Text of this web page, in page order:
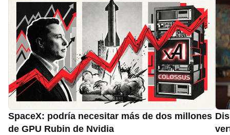
SpaceX: podría necesitar más de dos millones
de GPU Rubin de Nvidia